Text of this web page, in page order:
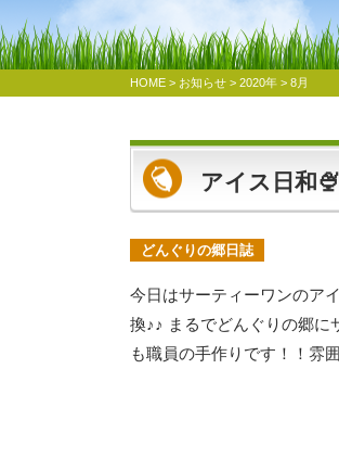
HOME > お知らせ > 2020年 > 8月
アイス日和🍨
どんぐりの郷日誌
今日はサーティーワンのア
換♪♪ まるでどんぐりの郷に
も職員の手作りです！！雰